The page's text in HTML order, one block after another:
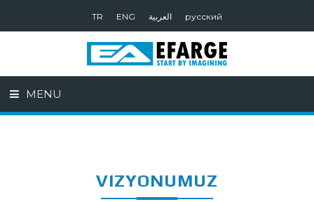
TR ENG العربية русский
MENU
VIZYONUMUZ